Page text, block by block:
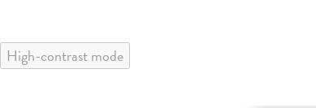
High-contrast mode